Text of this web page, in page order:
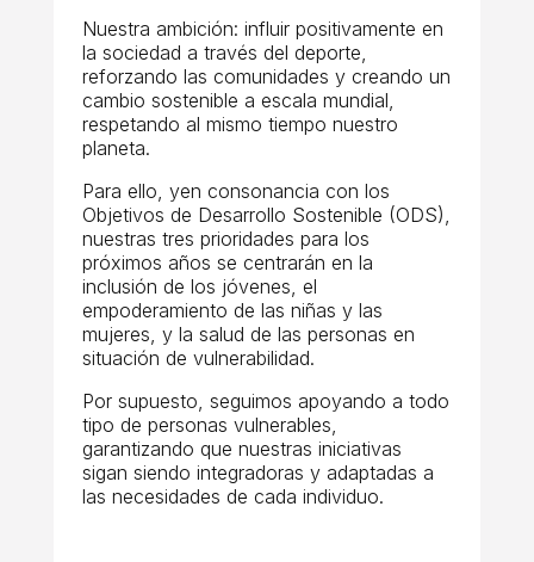
Nuestra ambición: influir positivamente en
la sociedad a través del deporte,
reforzando las comunidades y creando un
cambio sostenible a escala mundial,
respetando al mismo tiempo nuestro
planeta.
Para ello, yen consonancia con los
Objetivos de Desarrollo Sostenible (ODS),
nuestras tres prioridades para los
próximos años se centrarán en la
inclusión de los jóvenes, el
empoderamiento de las niñas y las
mujeres, y la salud de las personas en
situación de vulnerabilidad.
Por supuesto, seguimos apoyando a todo
tipo de personas vulnerables,
garantizando que nuestras iniciativas
sigan siendo integradoras y adaptadas a
las necesidades de cada individuo.